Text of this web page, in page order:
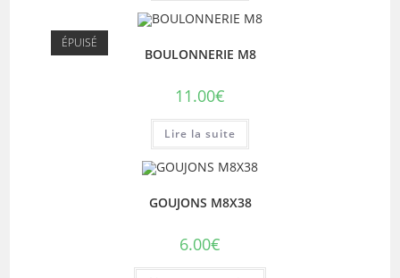
ÉPUISÉ
BOULONNERIE M8
11.00€
Lire la suite
GOUJONS M8X38
6.00€